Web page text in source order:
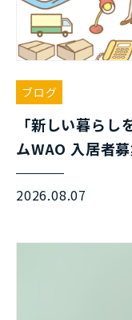
ブログ
「新しい暮らし
ムWAO 入居者募
2026.08.07